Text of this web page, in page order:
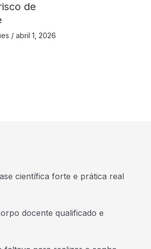
de
/abril 1, 2026
científica forte e prática real
docente qualificado e